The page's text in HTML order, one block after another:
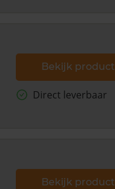
Bekijk product
Direct leverbaar
Bekijk product